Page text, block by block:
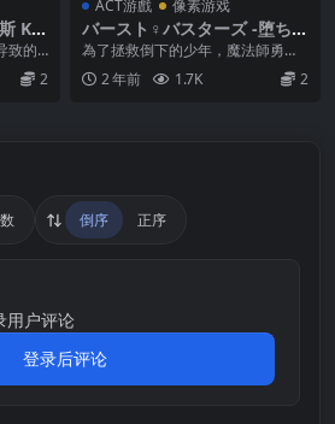
Kni
致的
将.z
2
ACT游戲 像素游戏
バースト♀バスターズ -堕ちる
魔女と寝取りの魔物-
為了拯救倒下的少年，魔法師勇往
直前地走向地下城。然而，等待她
的卻是一群渴望雌性的...
2 年前 1.7K 2
倒序 正序
用户评论
登录后评论